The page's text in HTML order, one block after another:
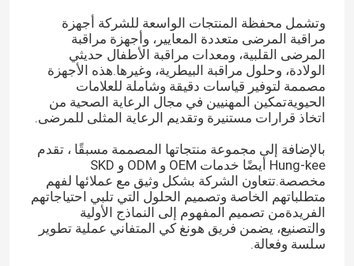
وتشمل محفظة المنتجات الواسعة للشركة أجهزة
مراقبة المرضى متعددة المعايير، وأجهزة مراقبة
المرضى القلبية، ومعدات مراقبة الأطفال حديثي
الولادة، وحلول مراقبة البيطرية، وغيرها.هذه الأجهزة
مصممة لتوفير قياسات دقيقة وشاملة للعلامات
الحيويةتمكين المهنيين في مجال الرعاية الصحية من
اتخاذ قرارات مستنيرة وتقديم الرعاية المثلى للمرضى.
بالإضافة إلى مجموعة منتجاتها المصممة مسبقًا ، تقدم
Hung-kee أيضًا خدمات OEM و ODM و SKD
مخصصة.تتعاون الشركة بشكل وثيق مع عملائها لفهم
متطلباتهم الخاصة وتصميم الحلول التي تلبي احتياجاتهم
الفريدةمن تصميم المفهوم إلى النماذج الأولية
والتصنيع، يضمن فريق هونغ كي المتفاني عملية تطوير
سلسة وفعالة.